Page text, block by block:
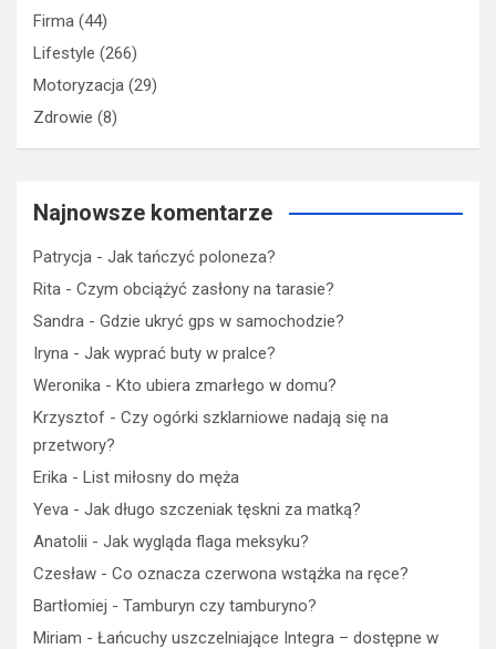
Firma (44)
Lifestyle (266)
Motoryzacja (29)
Zdrowie (8)
Najnowsze komentarze
Patrycja - Jak tańczyć poloneza?
Rita - Czym obciążyć zasłony na tarasie?
Sandra - Gdzie ukryć gps w samochodzie?
Iryna - Jak wyprać buty w pralce?
Weronika - Kto ubiera zmarłego w domu?
Krzysztof - Czy ogórki szklarniowe nadają się na
przetwory?
Erika - List miłosny do męża
Yeva - Jak długo szczeniak tęskni za matką?
Anatolii - Jak wygląda flaga meksyku?
Czesław - Co oznacza czerwona wstążka na ręce?
Bartłomiej - Tamburyn czy tamburyno?
Miriam - Łańcuchy uszczelniające Integra – dostępne w